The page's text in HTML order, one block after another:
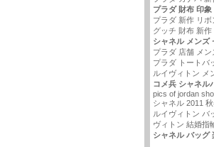
プラダ 財布 印象
プラダ 新作 リボ
グッチ 財布 新作
シャネル メンズ
プラダ 店舗 メン
プラダ トートバ
ルイヴィトン メ
コメ兵 シャネル
pics of jordan
シャネル 2011
ルイヴィトン バ
ヴィトン 結婚指
シャネル バッグ